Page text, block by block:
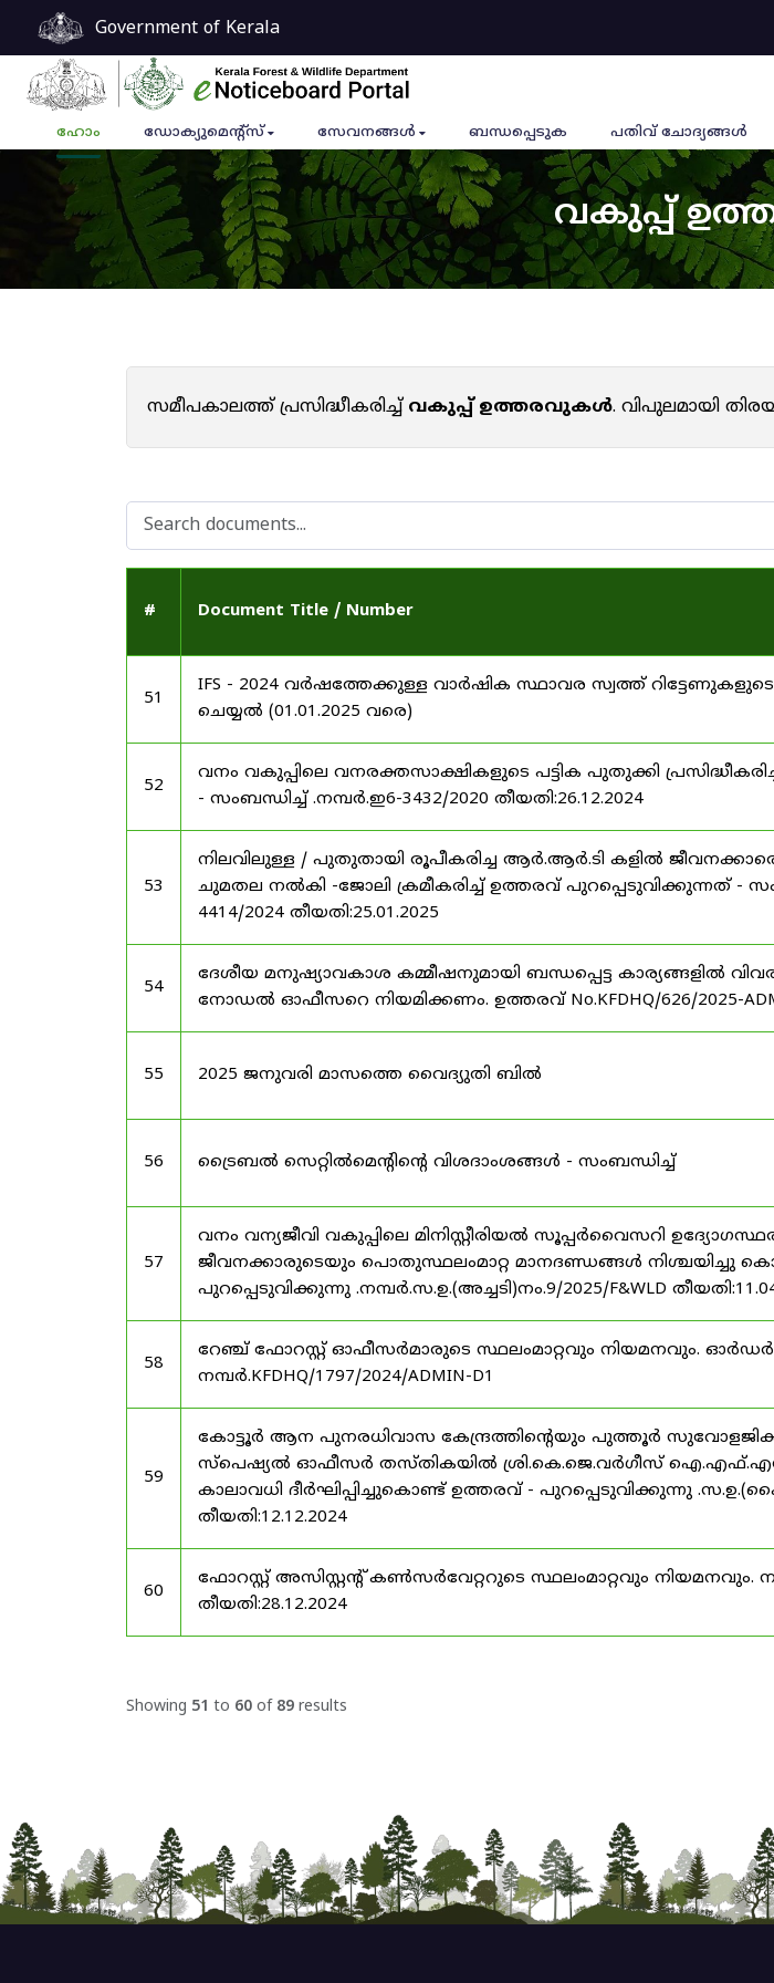
Government of Kerala
ഹോം ഡോക്യുമെൻ്റ്സ് സേവനങ്ങൾ ബന്ധപ്പെടുക പതിവ് ചോദ്യങ്ങൾ
വകുപ്പ്
സമീപകാലത്ത് പ്രസിദ്ധീകരിച്ച്വകുപ്പ് ഉത്തരവുകൾ. വിപുലമായി
# Document Title / Number
51
IFS - 2024 വർഷത്തേക്കുള്ള വാർഷിക സ്ഥാവര സ്വത്ത്
ചെയ്യൽ (01.01.2025 വരെ)
52
വനം വകുപ്പിലെ വനരക്തസാക്ഷികളുടെ പട്ടിക പുതുക്കി
- സംബന്ധിച്ച് .നമ്പർ.ഇ6-3432/2020 തീയതി:26.12.2024
53
നിലവിലുള്ള / പുതുതായി രൂപീകരിച്ച ആർ.ആർ.ടി കളിൽ
ചുമതല നൽകി -ജോലി ക്രമീകരിച്ച് ഉത്തരവ് പുറപ്പെടുവിക്കുന്നത് -
4414/2024 തീയതി:25.01.2025
54
ദേശീയ മനുഷ്യാവകാശ കമ്മീഷനുമായി ബന്ധപ്പെട്ട കാര്യങ്ങളിൽ
നോഡൽ ഓഫീസറെ നിയമിക്കണം. ഉത്തരവ് No.KFDHQ/626/2025-
55 2025 ജനുവരി മാസത്തെ വൈദ്യുതി ബിൽ
56 ട്രൈബൽ സെറ്റിൽമെൻ്റിൻ്റെ വിശദാംശങ്ങൾ - സംബന്ധിച്ച്
57
വനം വന്യജീവി വകുപ്പിലെ മിനിസ്റ്റീരിയൽ സൂപ്പർവൈസറി
ജീവനക്കാരുടെയും പൊതുസ്ഥലംമാറ്റ മാനദണ്ഡങ്ങൾ നിശ്ചയിച്ചു
പുറപ്പെടുവിക്കുന്നു .നമ്പർ.സ.ഉ.(അച്ചടി)നം.9/2025/F&WLD
58
റേഞ്ച് ഫോറസ്റ്റ് ഓഫീസർമാരുടെ സ്ഥലംമാറ്റവും നിയമനവും. ഓർഡർ
നമ്പർ.KFDHQ/1797/2024/ADMIN-D1
59
കോട്ടൂർ ആന പുനരധിവാസ കേന്ദ്രത്തിന്റെയും പുത്തൂർ
സ്പെഷ്യൽ ഓഫീസർ തസ്തികയിൽ ശ്രി.കെ.ജെ.വർഗീസ് ഐ.എഫ്.എസ്
കാലാവധി ദീർഘിപ്പിച്ചുകൊണ്ട് ഉത്തരവ് - പുറപ്പെടുവിക്കുന്നു .സ.ഉ.(കൈ)
തീയതി:12.12.2024
60
ഫോറസ്റ്റ് അസിസ്റ്റൻ്റ് കൺസർവേറ്ററുടെ സ്ഥലംമാറ്റവും നിയമനവും.
തീയതി:28.12.2024
Showing 51 to 60 of 89 results